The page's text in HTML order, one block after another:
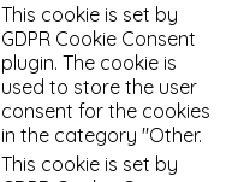
This cookie is set by
GDPR Cookie Consent
plugin. The cookie is
used to store the user
consent for the cookies
in the category "Other.
This cookie is set by